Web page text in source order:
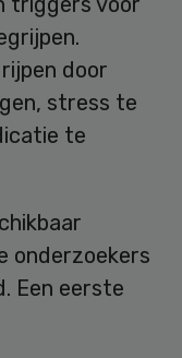
door
stress te
te
onderzoekers
Een eerste